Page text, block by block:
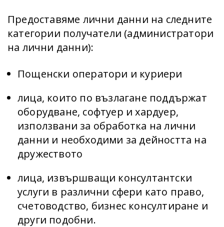
Предоставяме лични данни на следните
категории получатели (администратори
на лични данни):
Пощенски оператори и куриери
лица, които по възлагане поддържат
оборудване, софтуер и хардуер,
използвани за обработка на лични
данни и необходими за дейността на
дружеството
лица, извършващи консултантски
услуги в различни сфери като право,
счетоводство, бизнес консултиране и
други подобни.